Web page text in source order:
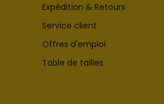
Expédition & Retours
Service client
Offres d'emploi
Table de tailles